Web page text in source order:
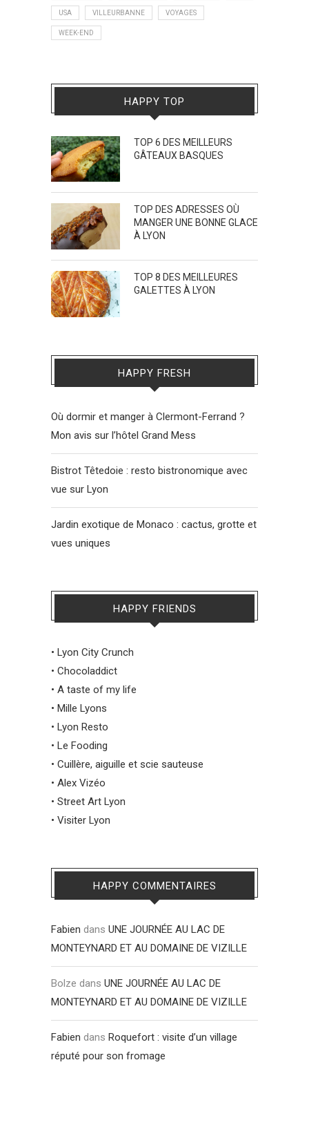
USA VILLEURBANNE VOYAGES
WEEK-END
HAPPY TOP
TOP 6 DES MEILLEURS
GÂTEAUX BASQUES
TOP DES ADRESSES OÙ
MANGER UNE BONNE GLACE
À LYON
TOP 8 DES MEILLEURES
GALETTES À LYON
HAPPY FRESH
Où dormir et manger à Clermont-Ferrand ?
Mon avis sur l’hôtel Grand Mess
Bistrot Têtedoie : resto bistronomique avec
vue sur Lyon
Jardin exotique de Monaco : cactus, grotte et
vues uniques
HAPPY FRIENDS
• Lyon City Crunch
• Chocoladdict
• A taste of my life
• Mille Lyons
• Lyon Resto
• Le Fooding
• Cuillère, aiguille et scie sauteuse
• Alex Vizéo
• Street Art Lyon
• Visiter Lyon
HAPPY COMMENTAIRES
Fabien dans UNE JOURNÉE AU LAC DE
MONTEYNARD ET AU DOMAINE DE VIZILLE
Bolze dans UNE JOURNÉE AU LAC DE
MONTEYNARD ET AU DOMAINE DE VIZILLE
Fabien dans Roquefort : visite d’un village
réputé pour son fromage